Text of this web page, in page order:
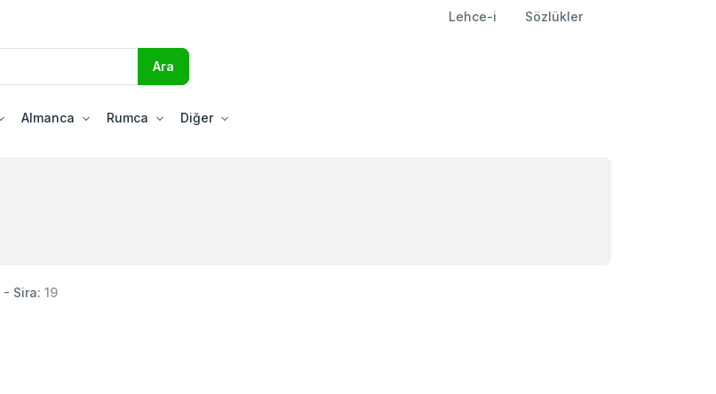
Lehce-i Sözlükler
Almanca Rumca Diğer
- Sira: 19